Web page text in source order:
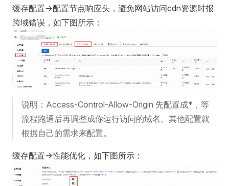
缓存配置->配置节点响应头，避免网站访问cdn资源时报
跨域错误，如下图所示：
说明：Access-Control-Allow-Origin 先配置成*，等
流程跑通后再调整成你运行访问的域名。其他配置就
根据自己的需求来配置。
缓存配置->性能优化，如下图所示：